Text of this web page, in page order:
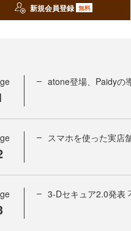
新規会員登録 無料
atone登場、Paidyの
スマホを使った実店
3-Dセキュア2.0発表